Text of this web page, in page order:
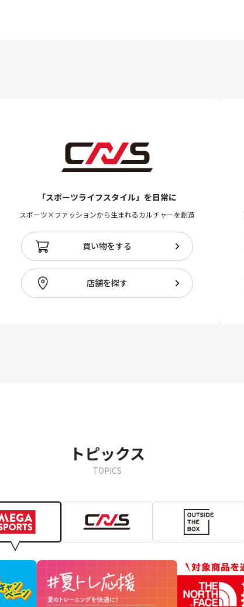
「スポーツライフスタイル」を日常に
スポーツ×ファッションから生まれるカルチャーを創造
買い物をする
店舗を探す
トピックス
TOPICS